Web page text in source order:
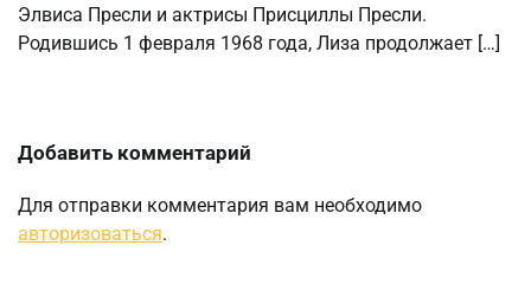
Элвиса Пресли и актрисы Присциллы Пресли.
Родившись 1 февраля 1968 года, Лиза продолжает […]
Добавить комментарий
Для отправки комментария вам необходимо
авторизоваться.